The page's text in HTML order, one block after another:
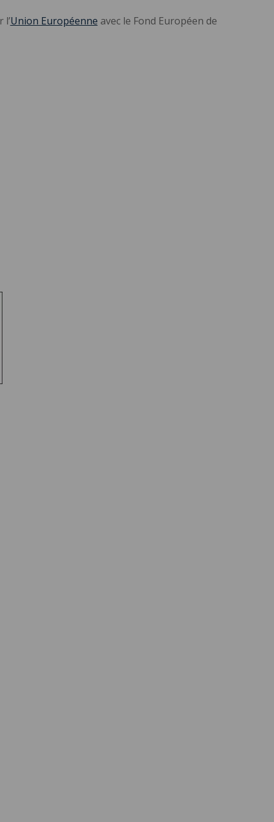
l’Union Européenne avec le Fond Européen de